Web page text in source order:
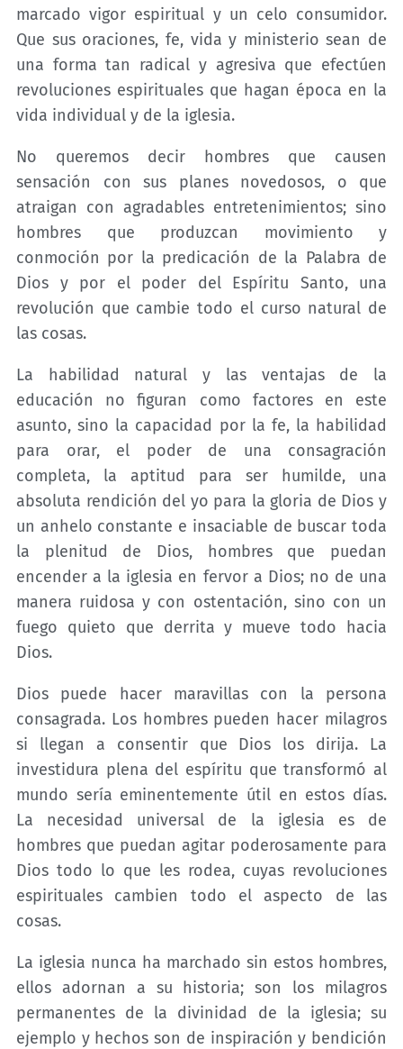
marcado vigor espiritual y un celo consumidor.
Que sus oraciones, fe, vida y ministerio sean de
una forma tan radical y agresiva que efectúen
revoluciones espirituales que hagan época en la
vida individual y de la iglesia.
No queremos decir hombres que causen
sensación con sus planes novedosos, o que
atraigan con agradables entretenimientos; sino
hombres que produzcan movimiento y
conmoción por la predicación de la Palabra de
Dios y por el poder del Espíritu Santo, una
revolución que cambie todo el curso natural de
las cosas.
La habilidad natural y las ventajas de la
educación no figuran como factores en este
asunto, sino la capacidad por la fe, la habilidad
para orar, el poder de una consagración
completa, la aptitud para ser humilde, una
absoluta rendición del yo para la gloria de Dios y
un anhelo constante e insaciable de buscar toda
la plenitud de Dios, hombres que puedan
encender a la iglesia en fervor a Dios; no de una
manera ruidosa y con ostentación, sino con un
fuego quieto que derrita y mueve todo hacia
Dios.
Dios puede hacer maravillas con la persona
consagrada. Los hombres pueden hacer milagros
si llegan a consentir que Dios los dirija. La
investidura plena del espíritu que transformó al
mundo sería eminentemente útil en estos días.
La necesidad universal de la iglesia es de
hombres que puedan agitar poderosamente para
Dios todo lo que les rodea, cuyas revoluciones
espirituales cambien todo el aspecto de las
cosas.
La iglesia nunca ha marchado sin estos hombres,
ellos adornan a su historia; son los milagros
permanentes de la divinidad de la iglesia; su
ejemplo y hechos son de inspiración y bendición